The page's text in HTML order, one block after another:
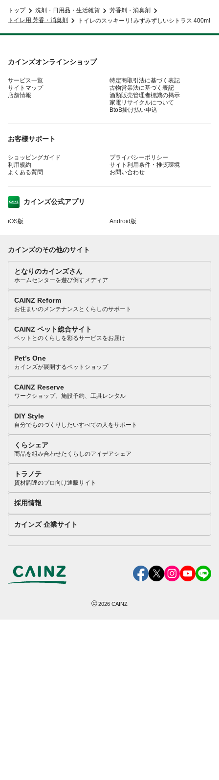
トップ 洗剤・日用品・生活雑貨
芳香剤・消臭剤
トイレ用 芳香・消臭剤
トイレのスッキーリ! みずみずしいシトラス 400ml
カインズオンラインショップ
サービス一覧
サイトマップ
店舗情報
特定商取引法に基づく表記
古物営業法に基づく表記
酒類販売管理者標識の掲示
家電リサイクルについて
BtoB掛け払い申込
お客様サポート
ショッピングガイド
利用規約
よくある質問
プライバシーポリシー
サイト利用条件・推奨環境
お問い合わせ
カインズ公式アプリ
iOS版 Android版
カインズのその他のサイト
となりのカインズさん
ホームセンターを遊び倒すメディア
CAINZ Reform
お住まいのメンテナンスとくらしのサポート
CAINZ ペット総合サイト
ペットとのくらしを彩るサービスをお届け
Pet’s One
カインズが展開するペットショップ
CAINZ Reserve
ワークショップ、施設予約、工具レンタル
DIY Style
自分でものづくりしたいすべての人をサポート
くらシェア
商品を組み合わせたくらしのアイデアシェア
トラノテ
資材調達のプロ向け通販サイト
採用情報
カインズ 企業サイト
©2026 CAINZ